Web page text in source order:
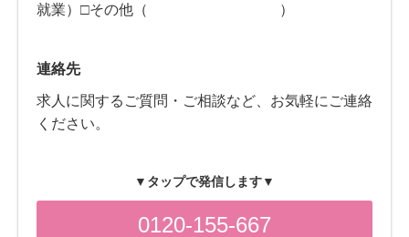
就業）□その他（ ）
連絡先
求人に関するご質問・ご相談など、お気軽にご連絡
ください。
▼タップで発信します▼
0120-155-667